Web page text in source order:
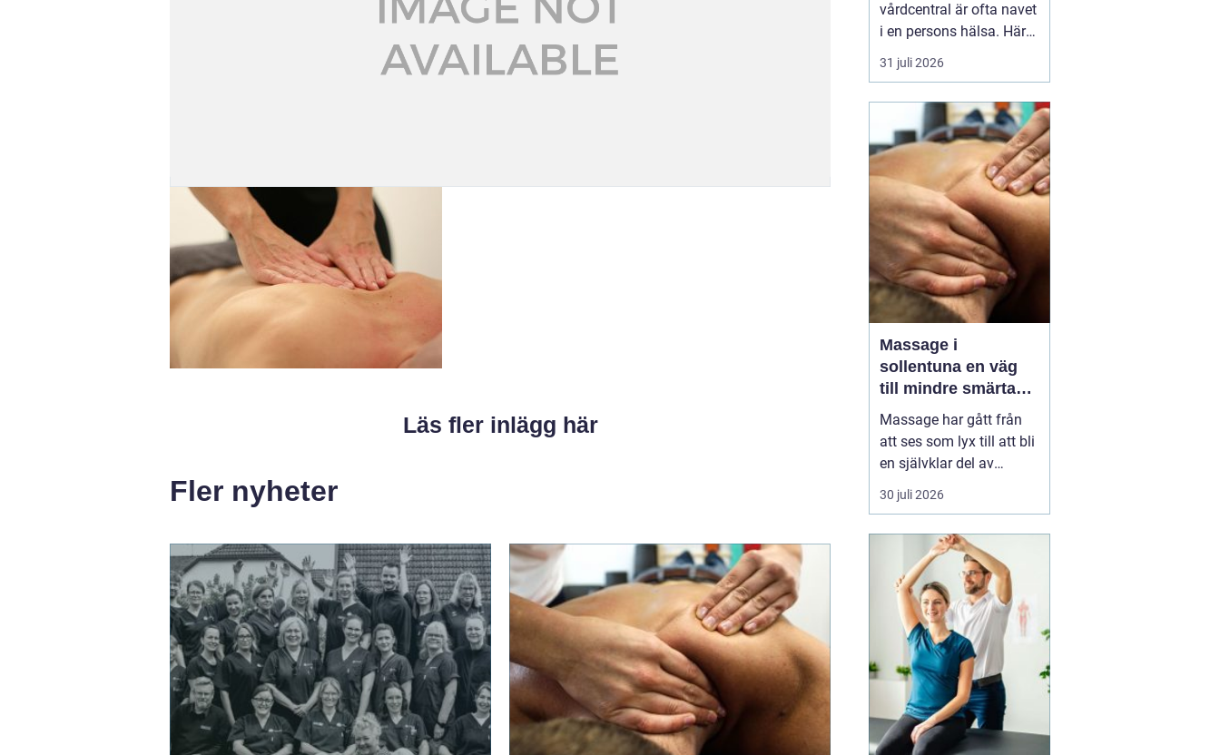
Läs fler inlägg här
Fler nyheter
vårdcentral är ofta navet
i en persons hälsa. Här
får människor hjälp med
allt från förkylningar och
sjukdomar, psykisk
ohälsa och
rehabilitering. I en
växande kommun som
Svedala blir valet av
vårdcentral extr...
31 juli 2026
Massage i
sollentuna en väg
till mindre smärta
och mer ork i
vardagen
Massage har gått från
att ses som lyx till att bli
en självklar del av
många människors
hälsa och vardag. Allt
norr om Stockholm
sökerprofessionell
massage Sollentuna för
30 juli 2026